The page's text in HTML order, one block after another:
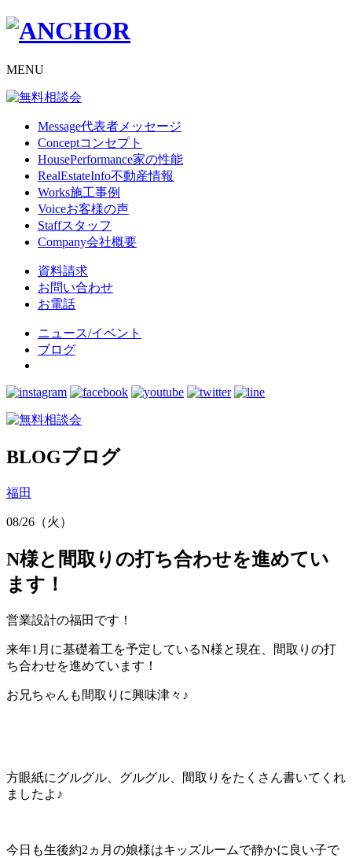
MENU
Message代表者メッセージ
Conceptコンセプト
HousePerformance家の性能
RealEstateInfo不動産情報
Works施工事例
Voiceお客様の声
Staffスタッフ
Company会社概要
資料請求
お問い合わせ
お電話
ニュース/イベント
ブログ
BLOGブログ
福田
08/26（火）
N様と間取りの打ち合わせを進めてい
ます！
営業設計の福田です！
来年1月に基礎着工を予定しているN様と現在、間取りの打
ち合わせを進めています！
お兄ちゃんも間取りに興味津々♪
方眼紙にグルグル、グルグル、間取りをたくさん書いてくれ
ましたよ♪
今日も生後約2ヵ月の娘様はキッズルームで静かに良い子で